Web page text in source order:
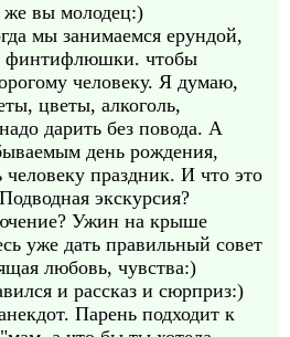
же вы молодец:)
мы занимаемся ерундой,
финтифлюшки. чтобы
человеку. Я думаю,
цветы, алкоголь,
дарить без повода. А
день рождения,
человеку праздник. И что это
экскурсия?
Ужин на крыше
уже дать правильный совет
любовь, чувства:)
и рассказ и сюрприз:)
Парень подходит к